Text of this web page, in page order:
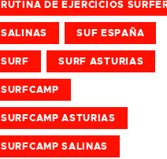
RUTINA DE EJERCICIOS
SALINAS SUF ESPAÑA
SURF SURF ASTURIAS
SURFCAMP
SURFCAMP ASTURIAS
SURFCAMP SALINAS